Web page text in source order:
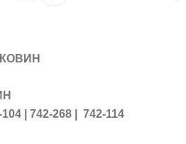
| 742-268 | 742-114